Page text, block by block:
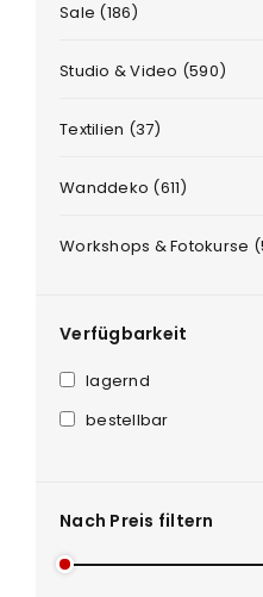
Sale (186)
Studio & Video (590)
Textilien (37)
Wanddeko (611)
Workshops & Fotokurse
Verfügbarkeit
lagernd
bestellbar
Nach Preis filtern